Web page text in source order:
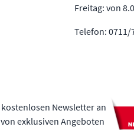
Freitag: von
Telefon: 0711/
Newsletter an
exklusiven Angeboten